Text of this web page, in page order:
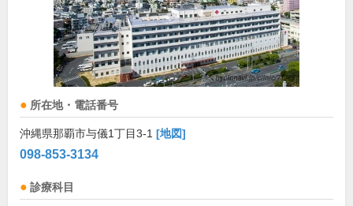
所在地・電話番号
沖縄県那覇市与儀1丁目3-1 [地図]
098-853-3134
診療科目